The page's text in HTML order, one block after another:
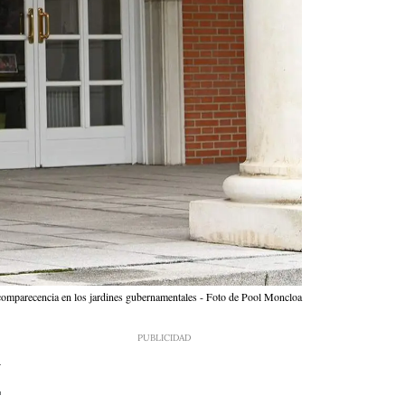
en los jardines gubernamentales - Foto de Pool Moncloa